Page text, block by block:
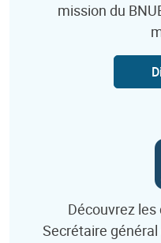
mission du
Découvrez
Secrétaire général